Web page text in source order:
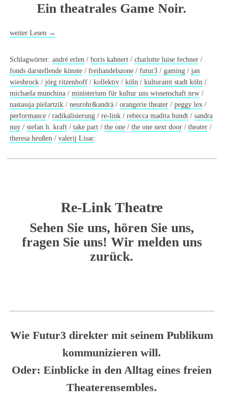
Ein theatrales Game Noir.
weiter Lesen →
Schlagwörter:andré erlen /boris kahnert /charlotte luise fechner /
fonds darstellende künste /freihandelszone /futur3 /gaming /jan
wiesbrock /jörg ritzenhoff /kollektiv /köln /kulturamt stadt köln /
michaela munchina /ministerium für kultur uns wissenschaft nrw /
nastassja pielartzik /neurohr&andrä /orangerie theater /peggy lex /
performance /radikalisierung /re-link /rebecca madita hundt /sandra
nuy /stefan h. kraft /take part /the one /the one next door /theater /
theresa heußen /valerij Lisac
Re-Link Theatre
Sehen Sie uns, hören Sie uns,
fragen Sie uns! Wir melden uns
zurück.
Wie Futur3 direkter mit seinem Publikum
kommunizieren will.
Oder: Einblicke in den Alltag eines freien
Theaterensembles.